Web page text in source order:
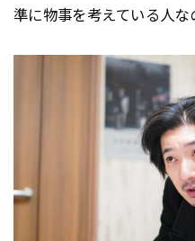
準に物事を考えている人な